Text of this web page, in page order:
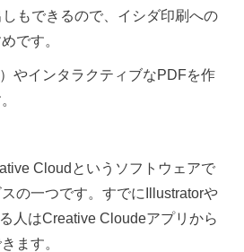
もできるので、イシダ印刷への
です。
やインタラクティブなPDFを作
Cloudというソフトウェアで
の一つです。すでにIllustratorや
人はCreative Cloudeアプリから
ます。